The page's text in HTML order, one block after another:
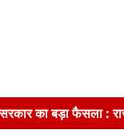
सरकार का बड़ा फैसला :